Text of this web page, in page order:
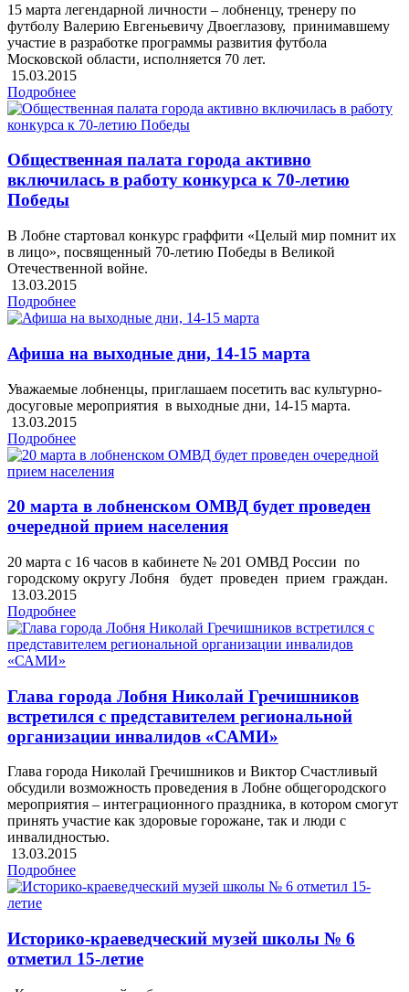
15 марта легендарной личности – лобненцу, тренеру по
футболу Валерию Евгеньевичу Двоеглазову, принимавшему
участие в разработке программы развития футбола
Московской области, исполняется 70 лет.
15.03.2015
Подробнее
Общественная палата города активно
включилась в работу конкурса к 70-летию
Победы
В Лобне стартовал конкурс граффити «Целый мир помнит их
в лицо», посвященный 70-летию Победы в Великой
Отечественной войне.
13.03.2015
Подробнее
Афиша на выходные дни, 14-15 марта
Уважаемые лобненцы, приглашаем посетить вас культурно-
досуговые мероприятия в выходные дни, 14-15 марта.
13.03.2015
Подробнее
20 марта в лобненском ОМВД будет проведен
очередной прием населения
20 марта с 16 часов в кабинете № 201 ОМВД России по
городскому округу Лобня будет проведен прием граждан.
13.03.2015
Подробнее
Глава города Лобня Николай Гречишников
встретился с представителем региональной
организации инвалидов «САМИ»
Глава города Николай Гречишников и Виктор Счастливый
обсудили возможность проведения в Лобне общегородского
мероприятия – интеграционного праздника, в котором смогут
принять участие как здоровые горожане, так и люди с
инвалидностью.
13.03.2015
Подробнее
Историко-краеведческий музей школы № 6
отметил 15-летие